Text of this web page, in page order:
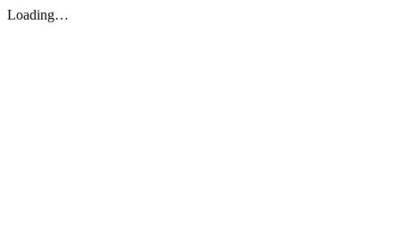
Loading…